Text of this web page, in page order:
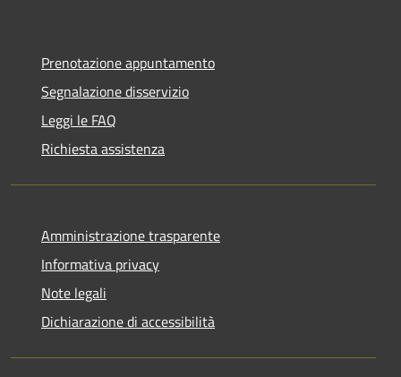
Prenotazione appuntamento
Segnalazione disservizio
Leggi le FAQ
Richiesta assistenza
Amministrazione trasparente
Informativa privacy
Note legali
Dichiarazione di accessibilità